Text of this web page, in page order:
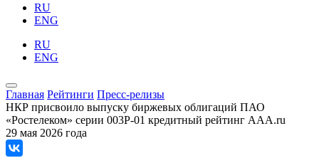
RU
ENG
RU
ENG
Главная Рейтинги Пресс-релизы
НКР присвоило выпуску биржевых облигаций ПАО
«Ростелеком» серии 003Р-01 кредитный рейтинг AAA.ru
29 мая 2026 года